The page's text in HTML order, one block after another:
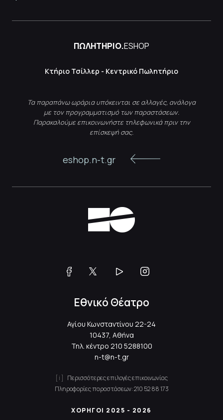
ΠΩΛΗΤΗΡΙΟ.ESHOP
Κτήριο Τσίλλερ - Κεντρικό Πωλητήριο
Τα παραπάνω ωράρια υπόκεινται σε αλλαγές, ανάλογα
με τον προγραμματισμό των παραστάσεων.
Παρακαλούμε επικοινωνήστε τηλεφωνικά πριν την
επίσκεψή σας.
eshop.n-t.gr
Εθνικό Θέατρο
Αγίου Κωνσταντίνου 22-24
10437, Αθήνα
Τηλ. κέντρο 210 5288100
n-t@n-t.gr
Περισσότερες επιλογές επικοινωνίας
Πληροφορίες παραστάσεων:210 52 88 173
ΧΟΡΗΓΟΙ 2025 - 2026